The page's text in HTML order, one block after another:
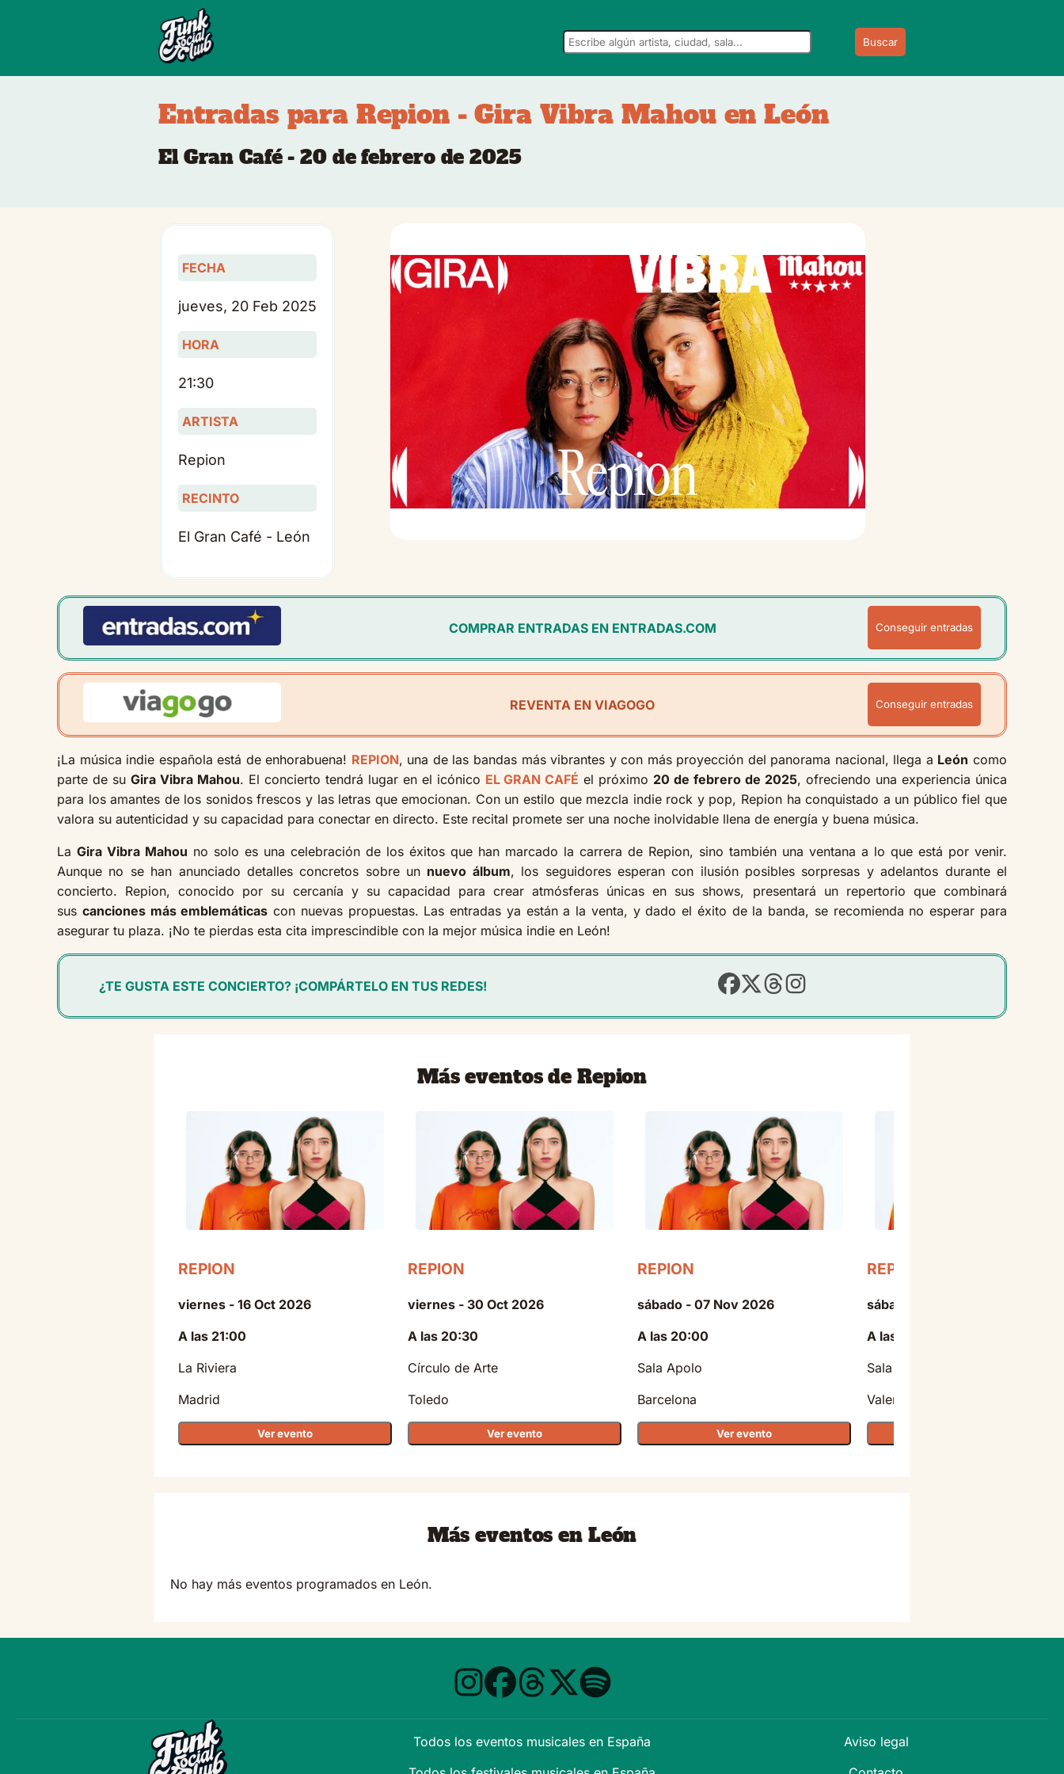
Buscar
Entradas para Repion - Gira Vibra Mahou en León
El Gran Café - 20 de febrero de 2025
FECHA
jueves, 20 Feb 2025
HORA
21:30
ARTISTA
Repion
RECINTO
El Gran Café - León
COMPRAR ENTRADAS EN ENTRADAS.COM Conseguir entradas
REVENTA EN VIAGOGO Conseguir entradas
¡La música indie española está de enhorabuena! REPION, una de las bandas más vibrantes y con más proyección del panorama nacional, llega a León como
parte de su Gira Vibra Mahou. El concierto tendrá lugar en el icónico EL GRAN CAFÉ el próximo 20 de febrero de 2025, ofreciendo una experiencia única
para los amantes de los sonidos frescos y las letras que emocionan. Con un estilo que mezcla indie rock y pop, Repion ha conquistado a un público fiel que
valora su autenticidad y su capacidad para conectar en directo. Este recital promete ser una noche inolvidable llena de energía y buena música.
La Gira Vibra Mahou no solo es una celebración de los éxitos que han marcado la carrera de Repion, sino también una ventana a lo que está por venir.
Aunque no se han anunciado detalles concretos sobre un nuevo álbum, los seguidores esperan con ilusión posibles sorpresas y adelantos durante el
concierto. Repion, conocido por su cercanía y su capacidad para crear atmósferas únicas en sus shows, presentará un repertorio que combinará
sus canciones más emblemáticas con nuevas propuestas. Las entradas ya están a la venta, y dado el éxito de la banda, se recomienda no esperar para
asegurar tu plaza. ¡No te pierdas esta cita imprescindible con la mejor música indie en León!
¿TE GUSTA ESTE CONCIERTO? ¡COMPÁRTELO EN TUS REDES!
Más eventos de Repion
REPION
viernes - 16 Oct 2026
A las 21:00
La Riviera
Madrid
Ver evento
REPION
viernes - 30 Oct 2026
A las 20:30
Círculo de Arte
Toledo
Ver evento
REPION
sábado - 07 Nov 2026
A las 20:00
Sala Apolo
Barcelona
Ver evento
REPION
sábado - 14 Nov 2026
A las 21:00
Sala Moon - Valencia
Valencia
Más eventos en León
No hay más eventos programados en León.
Todos los eventos musicales en España
Aviso legal